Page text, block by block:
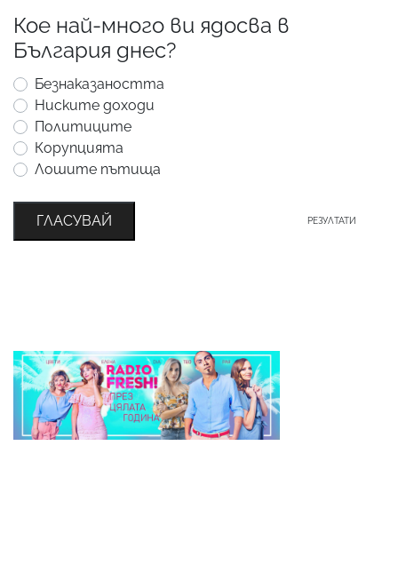
Кое най-много ви ядосва в
България днес?
Безнаказаността
Ниските доходи
Политиците
Корупцията
Лошите пътища
ГЛАСУВАЙ РЕЗУЛТАТИ